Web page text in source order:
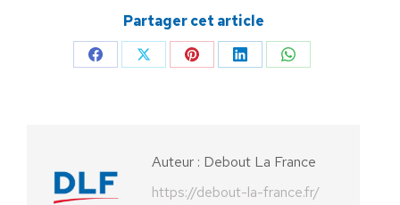
Partager cet article
PartagerPartagerPartagerPartagerPartager
Auteur : Debout La France
https://debout-la-france.fr/